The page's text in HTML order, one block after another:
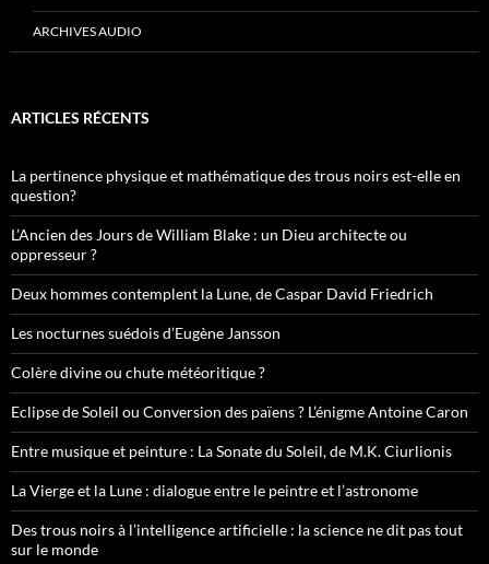
ARCHIVES AUDIO
ARTICLES RÉCENTS
La pertinence physique et mathématique des trous noirs est-elle en
question?
L’Ancien des Jours de William Blake : un Dieu architecte ou
oppresseur ?
Deux hommes contemplent la Lune, de Caspar David Friedrich
Les nocturnes suédois d’Eugène Jansson
Colère divine ou chute météoritique ?
Eclipse de Soleil ou Conversion des païens ? L’énigme Antoine Caron
Entre musique et peinture : La Sonate du Soleil, de M.K. Ciurlionis
La Vierge et la Lune : dialogue entre le peintre et l’astronome
Des trous noirs à l’intelligence artificielle : la science ne dit pas tout
sur le monde